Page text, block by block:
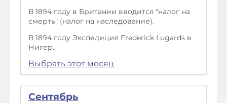
В 1894 году в Британии вводится "налог на
смерть" (налог на наследование).
В 1894 году Экспедиция Frederick Lugards в
Нигер.
Выбрать этот месяц
Сентябрь